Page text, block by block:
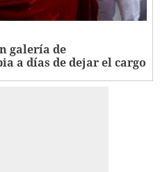
galería de
a días de dejar el cargo